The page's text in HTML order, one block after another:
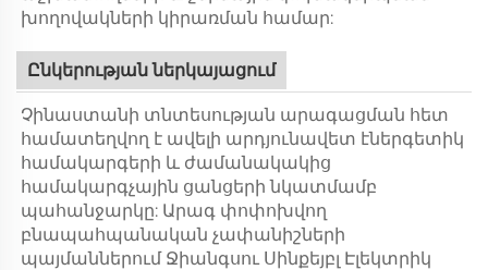
խողովակների կիրառման համար:
Ընկերության ներկայացում
Չինաստանի տնտեսության արագացման հետ
համատեղվող է ավելի արդյունավետ էներգետիկ
համակարգերի և ժամանակակից
համակարգչային ցանցերի նկատմամբ
պահանջարկը: Արագ փոփոխվող
բնապահպանական չափանիշների
պայմաններում Ջիանգսու Սինքեյբլ Էլեկտրիկ